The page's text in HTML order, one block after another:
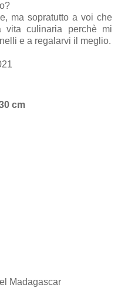
ma sopratutto a voi che
culinaria perchè mi
e a regalarvi il meglio.
cm
Madagascar